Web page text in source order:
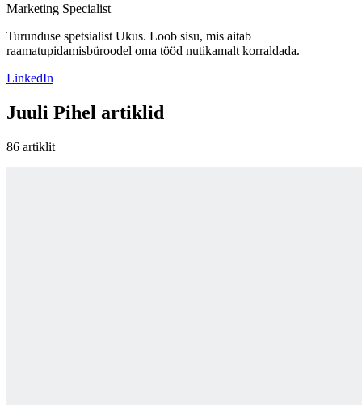
Marketing Specialist
Turunduse spetsialist Ukus. Loob sisu, mis aitab
raamatupidamisbüroodel oma tööd nutikamalt korraldada.
LinkedIn
Juuli Pihel artiklid
86 artiklit